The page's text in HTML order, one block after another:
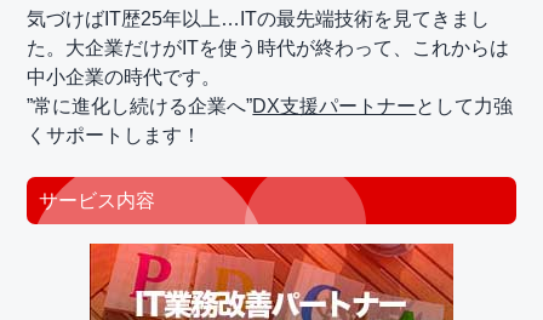
気づけばIT歴25年以上…ITの最先端技術を見てきまし
た。大企業だけがITを使う時代が終わって、これからは
中小企業の時代です。
”常に進化し続ける企業へ”DX支援パートナーとして力強
くサポートします！
サービス内容